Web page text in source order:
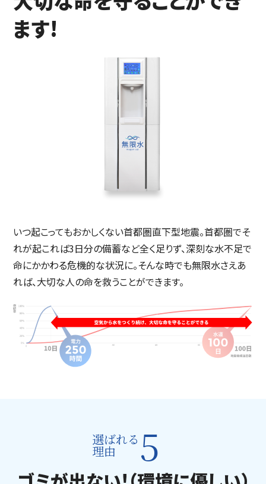
ます!
いつ起こってもおかしくない首都圏直下型地震。首都圏でそ
れが起これば3日分の備蓄など全く足りず、深刻な水不足で
命にかかわる危機的な状況に。そんな時でも無限水さえあ
れば、大切な人の命を救うことができます。
選ばれる
理由 5